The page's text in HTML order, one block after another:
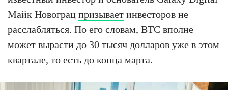
Майк Новограц призывает инвесторов не
расслабляться. По его словам, BTC вполне
может вырасти до 30 тысяч долларов уже в этом
квартале, то есть до конца марта.